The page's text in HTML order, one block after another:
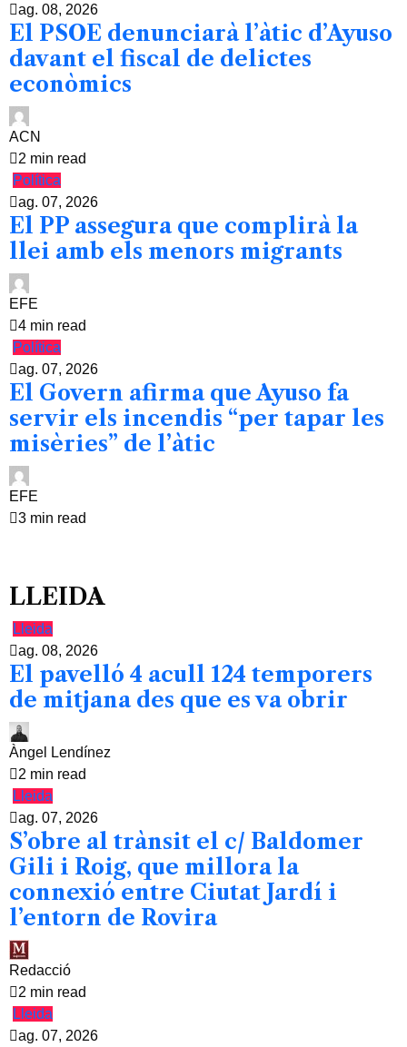
ag. 08, 2026
El PSOE denunciarà l’àtic d’Ayuso
davant el fiscal de delictes
econòmics
ACN
2 min read
Política
ag. 07, 2026
El PP assegura que complirà la
llei amb els menors migrants
EFE
4 min read
Política
ag. 07, 2026
El Govern afirma que Ayuso fa
servir els incendis “per tapar les
misèries” de l’àtic
EFE
3 min read
LLEIDA
Lleida
ag. 08, 2026
El pavelló 4 acull 124 temporers
de mitjana des que es va obrir
Àngel Lendínez
2 min read
Lleida
ag. 07, 2026
S’obre al trànsit el c/ Baldomer
Gili i Roig, que millora la
connexió entre Ciutat Jardí i
l’entorn de Rovira
Redacció
2 min read
Lleida
ag. 07, 2026